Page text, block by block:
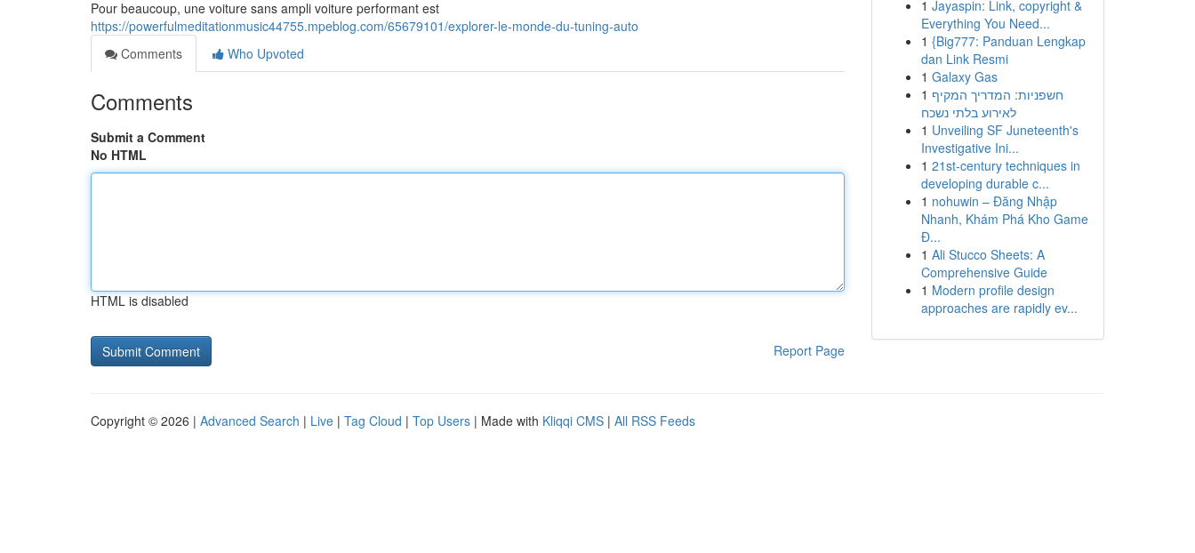
Pour beaucoup, une voiture sans ampli voiture performant est
https://powerfulmeditationmusic44755.mpeblog.com/65679101/explorer-le-monde-du-tuning-auto
Comments
Who Upvoted
Comments
Submit a Comment
No HTML
HTML is disabled
Report Page
1 Jayaspin: Link, copyright &
Everything You Need...
1 {Big777: Panduan Lengkap
dan Link Resmi
1 Galaxy Gas
1 חשפניות: המדריך המקיף
לאירוע בלתי נשכח
1 Unveiling SF Juneteenth's
Investigative Ini...
1 21st-century techniques in
developing durable c...
1 nohuwin – Đăng Nhập
Nhanh, Khám Phá Kho Game
Đ...
1 Ali Stucco Sheets: A
Comprehensive Guide
1 Modern profile design
approaches are rapidly ev...
Copyright © 2026 | Advanced Search | Live | Tag Cloud | Top Users | Made with Kliqqi CMS | All RSS Feeds